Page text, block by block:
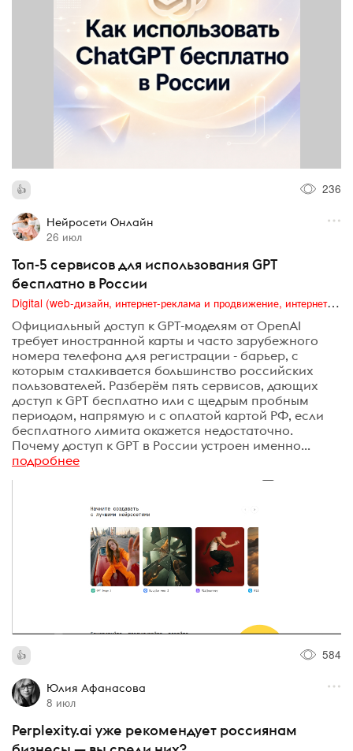
236
Нейросети Онлайн
26 июл
Топ-5 сервисов для использования GPT
бесплатно в России
Digital (web-дизайн, интернет-реклама и продвижение, интернет-сообщества и блоги, интернет-коммуникации, мобильный маркетинг, реклама на цифровых экранах)
Официальный доступ к GPT-моделям от OpenAI
требует иностранной карты и часто зарубежного
номера телефона для регистрации - барьер, с
которым сталкивается большинство российских
пользователей. Разберём пять сервисов, дающих
доступ к GPT бесплатно или с щедрым пробным
периодом, напрямую и с оплатой картой РФ, если
бесплатного лимита окажется недостаточно.
Почему доступ к GPT в России устроен именно...
подробнее
584
Юлия Афанасова
8 июл
Perplexity.ai уже рекомендует россиянам